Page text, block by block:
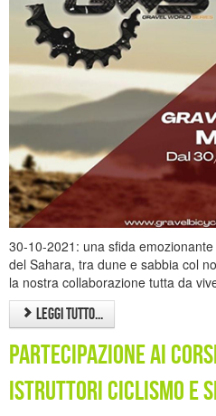
30-10-2021: una sfida
del Sahara, tra dune e sabbia col
la nostra collaborazione tutta da
Leggi tutto...
Partecipazione ai
Istruttori Ciclismo e